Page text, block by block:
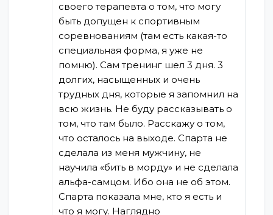
своего терапевта о том, что могу
быть допущен к спортивным
соревнованиям (там есть какая-то
специальная форма, я уже не
помню). Сам тренинг шел 3 дня. 3
долгих, насыщенных и очень
трудных дня, которые я запомнил на
всю жизнь. Не буду рассказывать о
том, что там было. Расскажу о том,
что осталось на выходе. Спарта не
сделала из меня мужчину, не
научила «бить в морду» и не сделала
альфа-самцом. Ибо она не об этом.
Спарта показала мне, кто я есть и
что я могу. Наглядно